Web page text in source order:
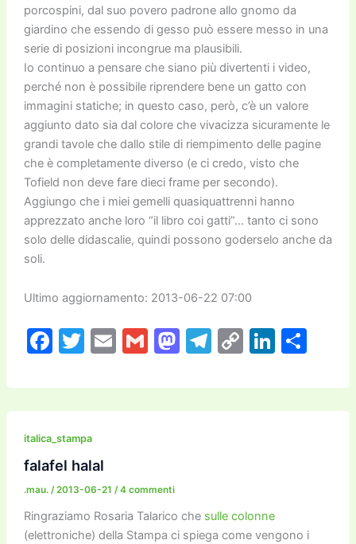
porcospini, dal suo povero padrone allo gnomo da
giardino che essendo di gesso può essere messo in una
serie di posizioni incongrue ma plausibili.
Io continuo a pensare che siano più divertenti i video,
perché non è possibile riprendere bene un gatto con
immagini statiche; in questo caso, però, c’è un valore
aggiunto dato sia dal colore che vivacizza sicuramente le
grandi tavole che dallo stile di riempimento delle pagine
che è completamente diverso (e ci credo, visto che
Tofield non deve fare dieci frame per secondo).
Aggiungo che i miei gemelli quasiquattrenni hanno
apprezzato anche loro “il libro coi gatti”… tanto ci sono
solo delle didascalie, quindi possono goderselo anche da
soli.
Ultimo aggiornamento: 2013-06-22 07:00
F
c
e
b
o
o
k
T
itt
er
E
ai
l
G
ai
l
M
st
o
T
e
gr
C
p
y
Li
k
e
C
n
di
italica_stampa
falafel halal
.mau. /2013-06-21 /4 commenti
Ringraziamo Rosaria Talarico che sulle colonne
(elettroniche) della Stampa ci spiega come vengono i